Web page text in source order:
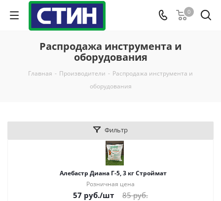
0
Распродажа инструмента и
оборудования
Главная - Производители - Распродажа инструмента и
оборудования
Фильтр
Алебастр Диана Г-5, 3 кг Строймат
Розничная цена
57 руб./шт 85руб.